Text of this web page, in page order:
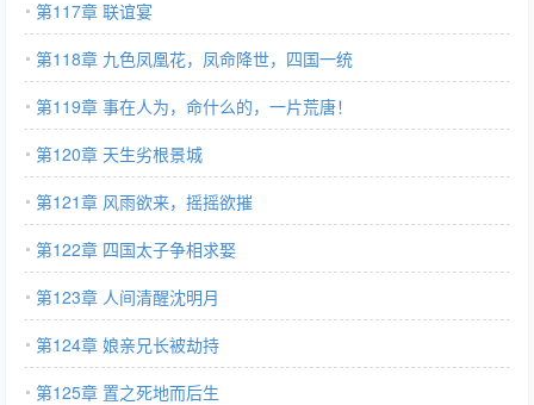
第117章 联谊宴
第118章 九色凤凰花，凤命降世，四国一统
第119章 事在人为，命什么的，一片荒唐！
第120章 天生劣根景城
第121章 风雨欲来，摇摇欲摧
第122章 四国太子争相求娶
第123章 人间清醒沈明月
第124章 娘亲兄长被劫持
第125章 置之死地而后生